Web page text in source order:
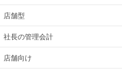
店舗型
社長の管理会計
店舗向け